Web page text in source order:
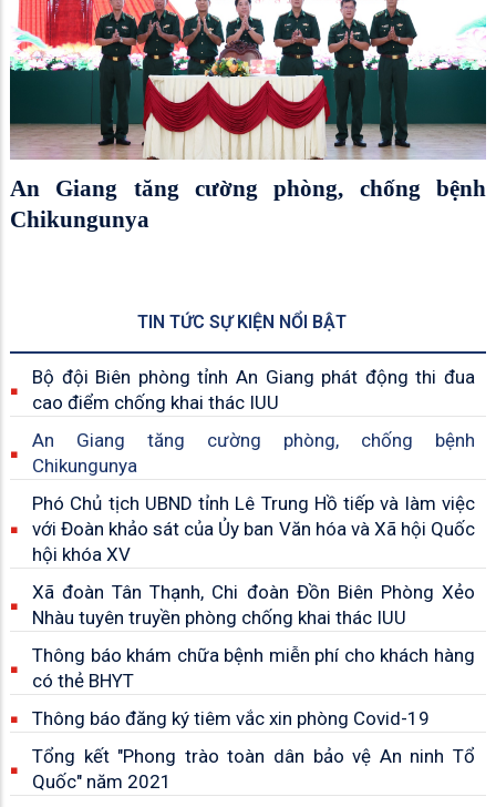
An Giang tăng cường phòng, chống bệnh
Chikungunya
TIN TỨC SỰ KIỆN NỔI BẬT
Bộ đội Biên phòng tỉnh An Giang phát động thi đua
cao điểm chống khai thác IUU
An Giang tăng cường phòng, chống bệnh
Chikungunya
Phó Chủ tịch UBND tỉnh Lê Trung Hồ tiếp và làm việc
với Đoàn khảo sát của Ủy ban Văn hóa và Xã hội Quốc
hội khóa XV
Xã đoàn Tân Thạnh, Chi đoàn Đồn Biên Phòng Xẻo
Nhàu tuyên truyền phòng chống khai thác IUU
Thông báo khám chữa bệnh miễn phí cho khách hàng
có thẻ BHYT
Thông báo đăng ký tiêm vắc xin phòng Covid-19
Tổng kết "Phong trào toàn dân bảo vệ An ninh Tổ
Quốc" năm 2021